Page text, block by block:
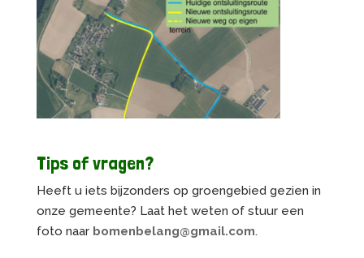
Tips of vragen?
Heeft u iets bijzonders op groengebied gezien in
onze gemeente? Laat het weten of stuur een
foto naar bomenbelang@gmail.com.